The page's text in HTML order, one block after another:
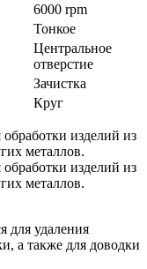
6000 rpm
Тонкое
Центральное
отверстие
Зачистка
Круг
изделий из
металлов.
изделий из
металлов.
для удаления
а также для доводки